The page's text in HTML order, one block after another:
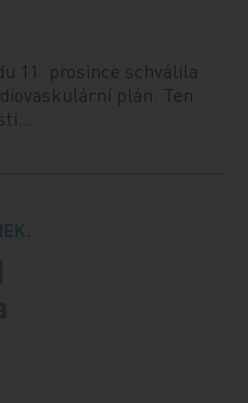
11. prosince schválila
plán. Ten